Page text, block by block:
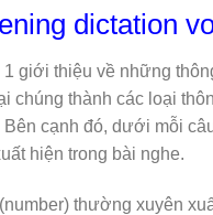
dictation
giới thiệu về những
thành các loại
cạnh đó, dưới mỗi
hiện trong bài nghe.
thường xuyên